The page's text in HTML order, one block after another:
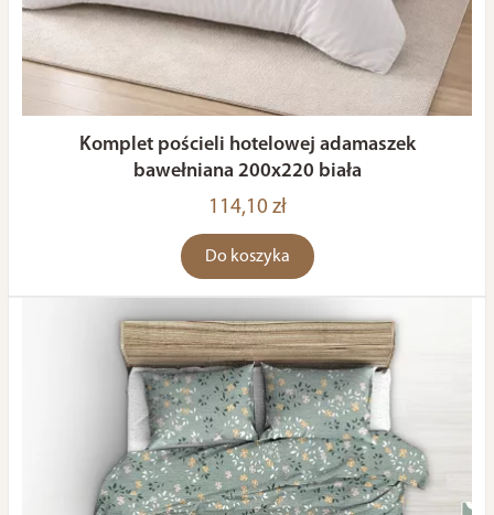
Komplet pościeli hotelowej adamaszek
bawełniana 200x220 biała
114,10 zł
Do koszyka